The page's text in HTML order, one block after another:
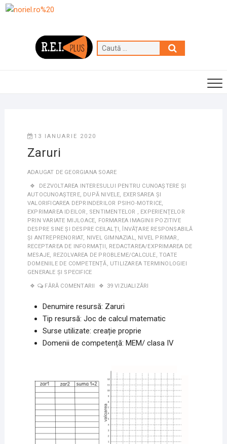
Skip
Caută
…
13 IANUARIE 2020
Zaruri
ADAUGAT DE GEORGIANA SOARE
DEZVOLTAREA INTERESULUI PENTRU CUNOAŞTERE ȘI
AUTOCUNOAŞTERE, DUPĂ NIVELE, EXERSAREA ȘI
VALORIFICAREA DEPRINDERILOR PSIHO-MOTRICE,
EXPRIMAREA IDEILOR, SENTIMENTELOR , EXPERIENŢELOR
PRIN VARIATE MIJLOACE, FORMAREA IMAGINII POZITIVE
DESPRE SINE ȘI DESPRE CEILALȚI,ÎNVĂȚARE RESPONSABILĂ
ȘI ANTREPRENORIAT, NIVEL GIMNAZIAL, NIVEL PRIMAR ,
RECEPTAREA DE INFORMAȚII, REDACTAREA/EXPRIMAREA DE
MESAJE, REZOLVAREA DE PROBLEME/CALCULE, TOATE
DOMENIILE DE COMPETENȚĂ, UTILIZAREA TERMINOLOGIEI
GENERALE ȘI SPECIFICE
FĂRĂ COMENTARII 39 VIZUALIZĂRI
Denumire resursă: Zaruri
Tip resursă: Joc de calcul matematic
Surse utilizate: creație proprie
Domenii de competență: MEM/ clasa IV